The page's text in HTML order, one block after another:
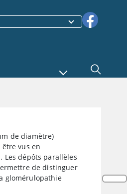
de diamètre)
vus en
Les dépôts parallèles
de distinguer
glomérulopathie